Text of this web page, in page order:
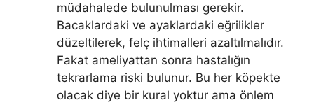
müdahalede bulunulması gerekir.
Bacaklardaki ve ayaklardaki eğrilikler
düzeltilerek, felç ihtimalleri azaltılmalıdır.
Fakat ameliyattan sonra hastalığın
tekrarlama riski bulunur. Bu her köpekte
olacak diye bir kural yoktur ama önlem